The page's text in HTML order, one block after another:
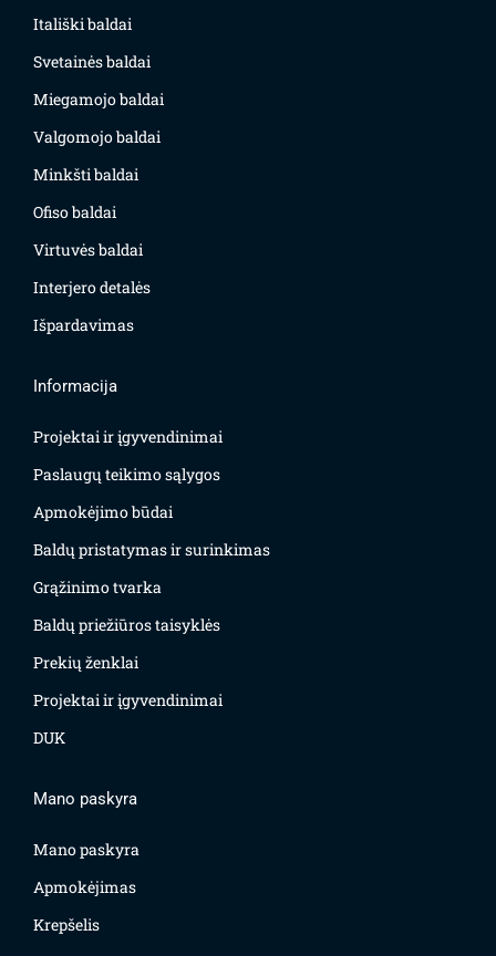
Itališki baldai
Svetainės baldai
Miegamojo baldai
Valgomojo baldai
Minkšti baldai
Ofiso baldai
Virtuvės baldai
Interjero detalės
Išpardavimas
Informacija
Projektai ir įgyvendinimai
Paslaugų teikimo sąlygos
Apmokėjimo būdai
Baldų pristatymas ir surinkimas
Grąžinimo tvarka
Baldų priežiūros taisyklės
Prekių ženklai
Projektai ir įgyvendinimai
DUK
Mano paskyra
Mano paskyra
Apmokėjimas
Krepšelis